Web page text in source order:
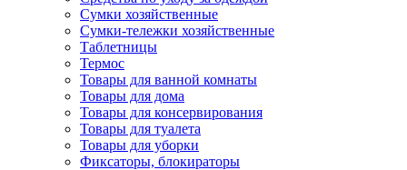
Сумки хозяйственные
Сумки-тележки хозяйственные
Таблетницы
Термос
Товары для ванной комнаты
Товары для дома
Товары для консервирования
Товары для туалета
Товары для уборки
Фиксаторы, блокираторы